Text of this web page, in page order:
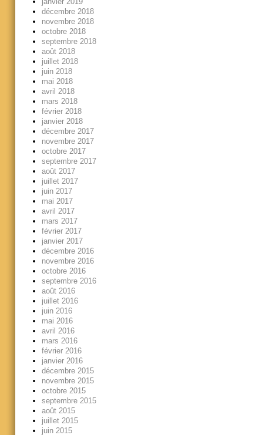
décembre 2018
novembre 2018
octobre 2018
septembre 2018
août 2018
juillet 2018
juin 2018
mai 2018
avril 2018
mars 2018
février 2018
janvier 2018
décembre 2017
novembre 2017
octobre 2017
septembre 2017
août 2017
juillet 2017
juin 2017
mai 2017
avril 2017
mars 2017
février 2017
janvier 2017
décembre 2016
novembre 2016
octobre 2016
septembre 2016
août 2016
juillet 2016
juin 2016
mai 2016
avril 2016
mars 2016
février 2016
janvier 2016
décembre 2015
novembre 2015
octobre 2015
septembre 2015
août 2015
juillet 2015
juin 2015